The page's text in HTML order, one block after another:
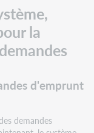
la
d'emprunt
demandes